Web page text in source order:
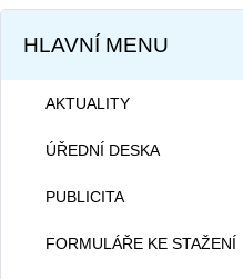
HLAVNÍ MENU
AKTUALITY
ÚŘEDNÍ DESKA
Dokumentace školy
PUBLICITA
FORMULÁŘE KE STAŽENÍ